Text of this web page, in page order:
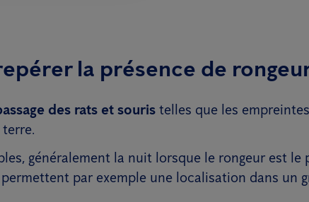
la présence de
des rats et souris telles que les
généralement la nuit lorsque le rongeur est le
par exemple une localisation dans un